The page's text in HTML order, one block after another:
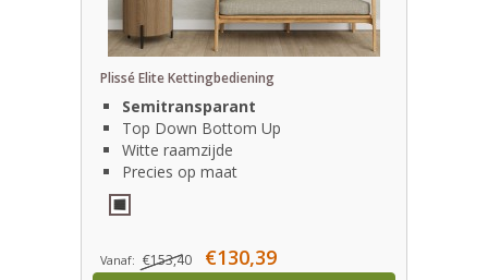
Plissé Elite Kettingbediening
Semitransparant
Top Down Bottom Up
Witte raamzijde
Precies op maat
Vanaf: €153,40 €130,39